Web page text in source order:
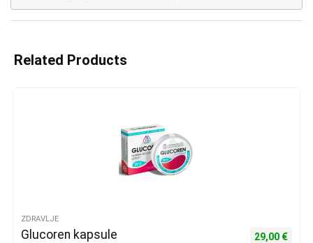
Related Products
ZDRAVLJE
Glucoren kapsule
Izvorna
29,00 €